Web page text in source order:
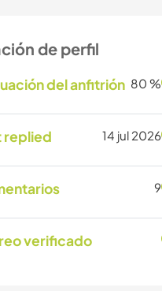
de perfil
del anfitrión 80 %
replied 14 jul 2026
9
verificado